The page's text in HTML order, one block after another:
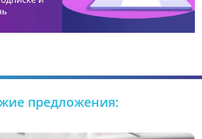
предложения: